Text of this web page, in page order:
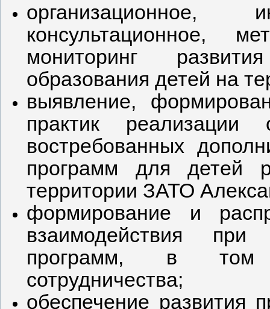
организационное,
консультационное,
мониторинг
образования детей на
выявление,
практик реализации
востребованных
программ для детей
территории ЗАТО
формирование и
взаимодействия при
программ, в том
сотрудничества;
обеспечение развития